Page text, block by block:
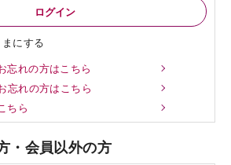
にする
忘れの方はこちら
忘れの方はこちら
ちら
・会員以外の方